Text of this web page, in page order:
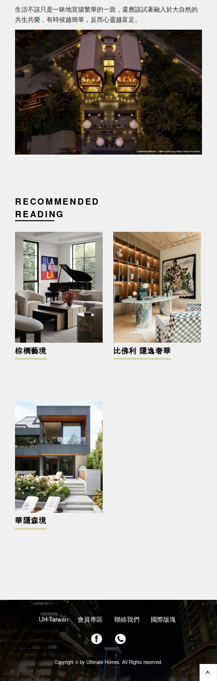
生活不該只是一昧地宣揚繁華的一面，還應該試著融入於大自然的
共生共榮，有時候越簡單，反而心靈越富足。
RECOMMENDED
READING
棕櫚藝境 比佛利 隱逸奢華
華隱森境
UH Taiwan 會員專區 聯絡我們 國際版塊
Copyright © by Ultimate Homes. All Rights reserved.